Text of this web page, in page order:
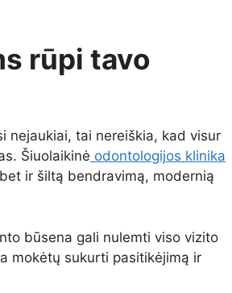
rūpi tavo
nejaukiai, tai nereiškia, kad visur
Šiuolaikinė odontologijos klinika
ir šiltą bendravimą, modernią
būsena gali nulemti viso vizito
mokėtų sukurti pasitikėjimą ir